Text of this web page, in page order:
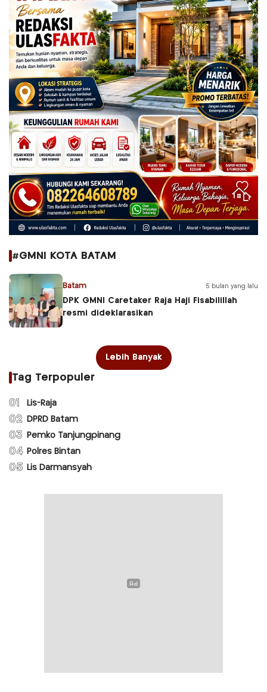
#GMNI KOTA BATAM
Batam 5 bulan yang lalu
DPK GMNI Caretaker Raja Haji Fisabilillah
resmi dideklarasikan
Lebih Banyak
Tag Terpopuler
01 Lis-Raja
02 DPRD Batam
03 Pemko Tanjungpinang
04 Polres Bintan
05 Lis Darmansyah